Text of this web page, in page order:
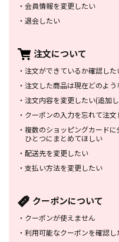
・ 会員情報を変更したい
・ 退会したい
注文について
・ 注文ができているか確認した
・ 注文した商品は現在どのよ
・ 注文内容を変更したい(追加
・ クーポンの入力を忘れて注文
・ 複数のショッピングカードに
ひとつにまとめてほしい
・ 配送先を変更したい
・ 支払い方法を変更したい
クーポンについて
・ クーポンが使えません
・ 利用可能なクーポンを確認し